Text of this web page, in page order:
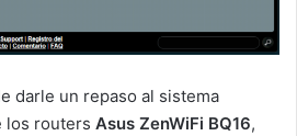
darle un repaso al sistema
los routers Asus ZenWiFi BQ16,